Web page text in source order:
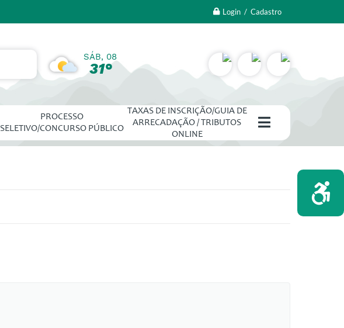
Login / Cadastro
SÁB, 08
31°
PROCESSO
SELETIVO/CONCURSO PÚBLICO
TAXAS DE INSCRIÇÃO/GUIA DE
ARRECADAÇÃO / TRIBUTOS
ONLINE